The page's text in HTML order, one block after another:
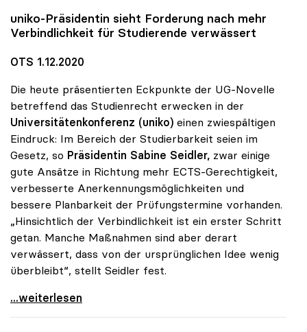
uniko-Präsidentin sieht Forderung nach mehr
Verbindlichkeit für Studierende verwässert
OTS 1.12.2020
Die heute präsentierten Eckpunkte der UG-Novelle
betreffend das Studienrecht erwecken in der
Universitätenkonferenz (uniko) einen zwiespältigen
Eindruck: Im Bereich der Studierbarkeit seien im
Gesetz, so Präsidentin Sabine Seidler, zwar einige
gute Ansätze in Richtung mehr ECTS-Gerechtigkeit,
verbesserte Anerkennungsmöglichkeiten und
bessere Planbarkeit der Prüfungstermine vorhanden.
„Hinsichtlich der Verbindlichkeit ist ein erster Schritt
getan. Manche Maßnahmen sind aber derart
verwässert, dass von der ursprünglichen Idee wenig
überbleibt“, stellt Seidler fest.
Seidler zu Studienrecht: Erste Schritte sind getan
...weiterlesen